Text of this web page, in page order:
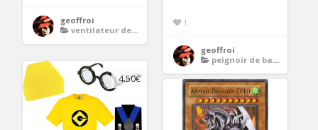
geoffroi
ventilateur de plafond avec telecommande
1
geoffroi
peignoir de bain homme
4.50€